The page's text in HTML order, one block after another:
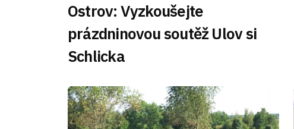
Ostrov: Vyzkoušejte
prázdninovou soutěž Ulov si
Schlicka